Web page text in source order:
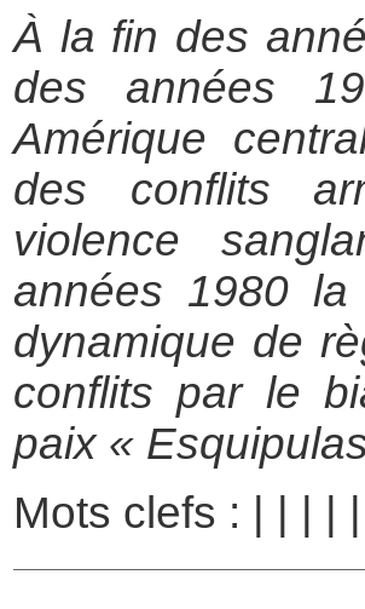
À la fin des
des années
Amérique
des conflits
violence
années 1980
dynamique de
conflits par le
paix «
Mots clefs :